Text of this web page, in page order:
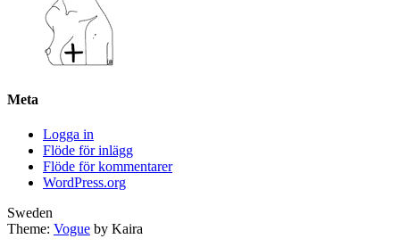
Meta
Logga in
Flöde för inlägg
Flöde för kommentarer
WordPress.org
Sweden
Theme: Vogue by Kaira